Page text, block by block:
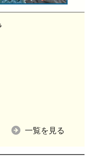
一覧を見る